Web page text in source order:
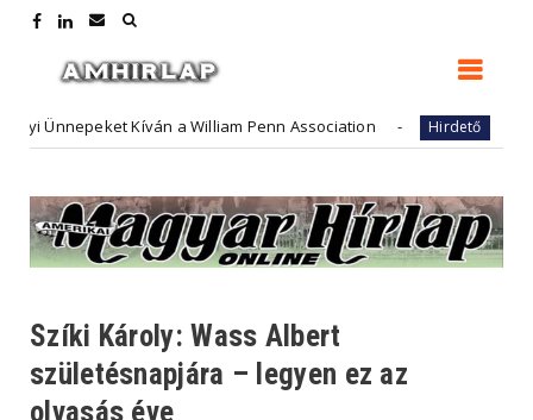
Kíván a William Penn Association Hirdető FutureArt -
Szíki Károly: Wass Albert
születésnapjára – legyen ez az
olvasás éve